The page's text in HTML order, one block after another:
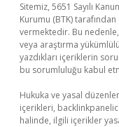
Sitemiz, 5651 Sayılı
Kurumu (BTK)
vermektedir. Bu
veya araştırma
yazdıkları içeriklerin
bu sorumluluğu kabul
Hukuka ve yasal
içerikleri,
halinde, ilgili içerikler